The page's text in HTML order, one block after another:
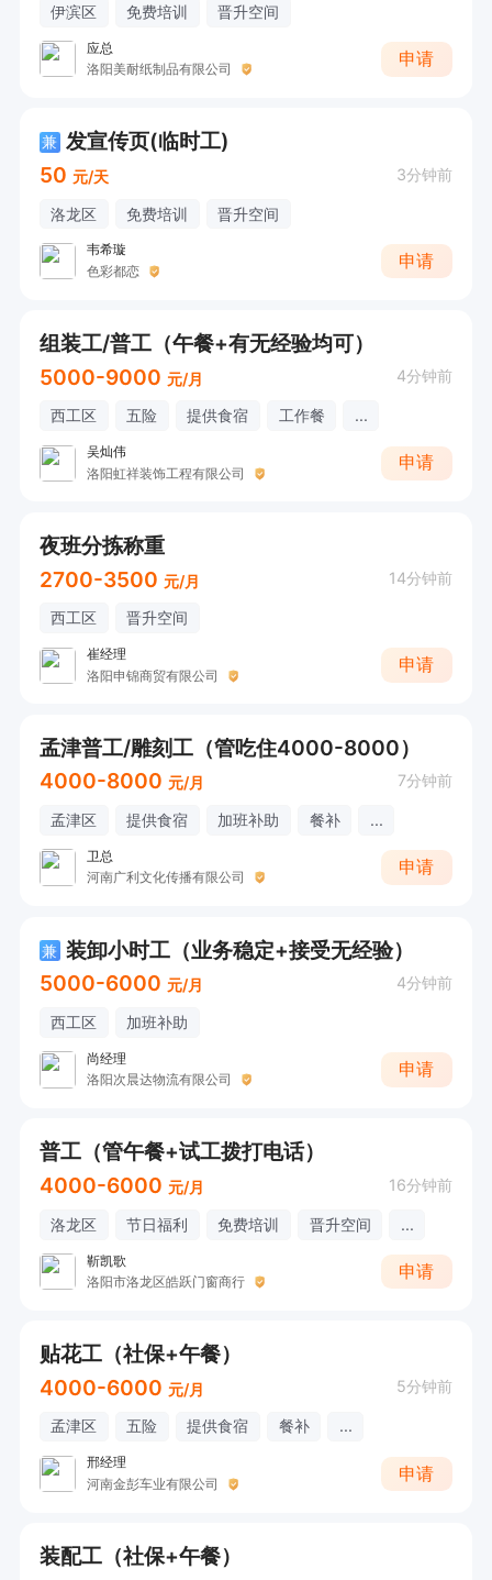
伊滨区 免费培训 晋升空间
应总
洛阳美耐纸制品有限公司
申请
兼 发宣传页(临时工)
50 元/天 3分钟前
洛龙区 免费培训 晋升空间
韦希璇
色彩都恋
申请
组装工/普工（午餐+有无经验均可）
5000-9000 元/月 4分钟前
西工区 五险 提供食宿 工作餐 ...
吴灿伟
洛阳虹祥装饰工程有限公司
申请
夜班分拣称重
2700-3500 元/月 14分钟前
西工区 晋升空间
崔经理
洛阳申锦商贸有限公司
申请
孟津普工/雕刻工（管吃住4000-8000）
4000-8000 元/月 7分钟前
孟津区 提供食宿 加班补助 餐补 ...
卫总
河南广利文化传播有限公司
申请
兼 装卸小时工（业务稳定+接受无经验）
5000-6000 元/月 4分钟前
西工区 加班补助
尚经理
洛阳次晨达物流有限公司
申请
普工（管午餐+试工拨打电话）
4000-6000 元/月 16分钟前
洛龙区 节日福利 免费培训 晋升空间 ...
靳凯歌
洛阳市洛龙区皓跃门窗商行
申请
贴花工（社保+午餐）
4000-6000 元/月 5分钟前
孟津区 五险 提供食宿 餐补 ...
邢经理
河南金彭车业有限公司
申请
装配工（社保+午餐）